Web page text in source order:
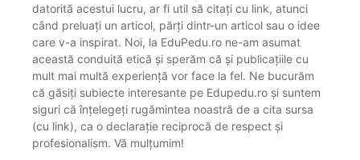
datorită acestui lucru, ar fi util să citați cu link, atunci
când preluați un articol, părți dintr-un articol sau o idee
care v-a inspirat. Noi, la EduPedu.ro ne-am asumat
această conduită etică și sperăm că și publicațiile cu
mult mai multă experiență vor face la fel. Ne bucurăm
că găsiți subiecte interesante pe Edupedu.ro și suntem
siguri că înțelegeți rugămintea noastră de a cita sursa
(cu link), ca o declarație reciprocă de respect și
profesionalism. Vă mulțumim!